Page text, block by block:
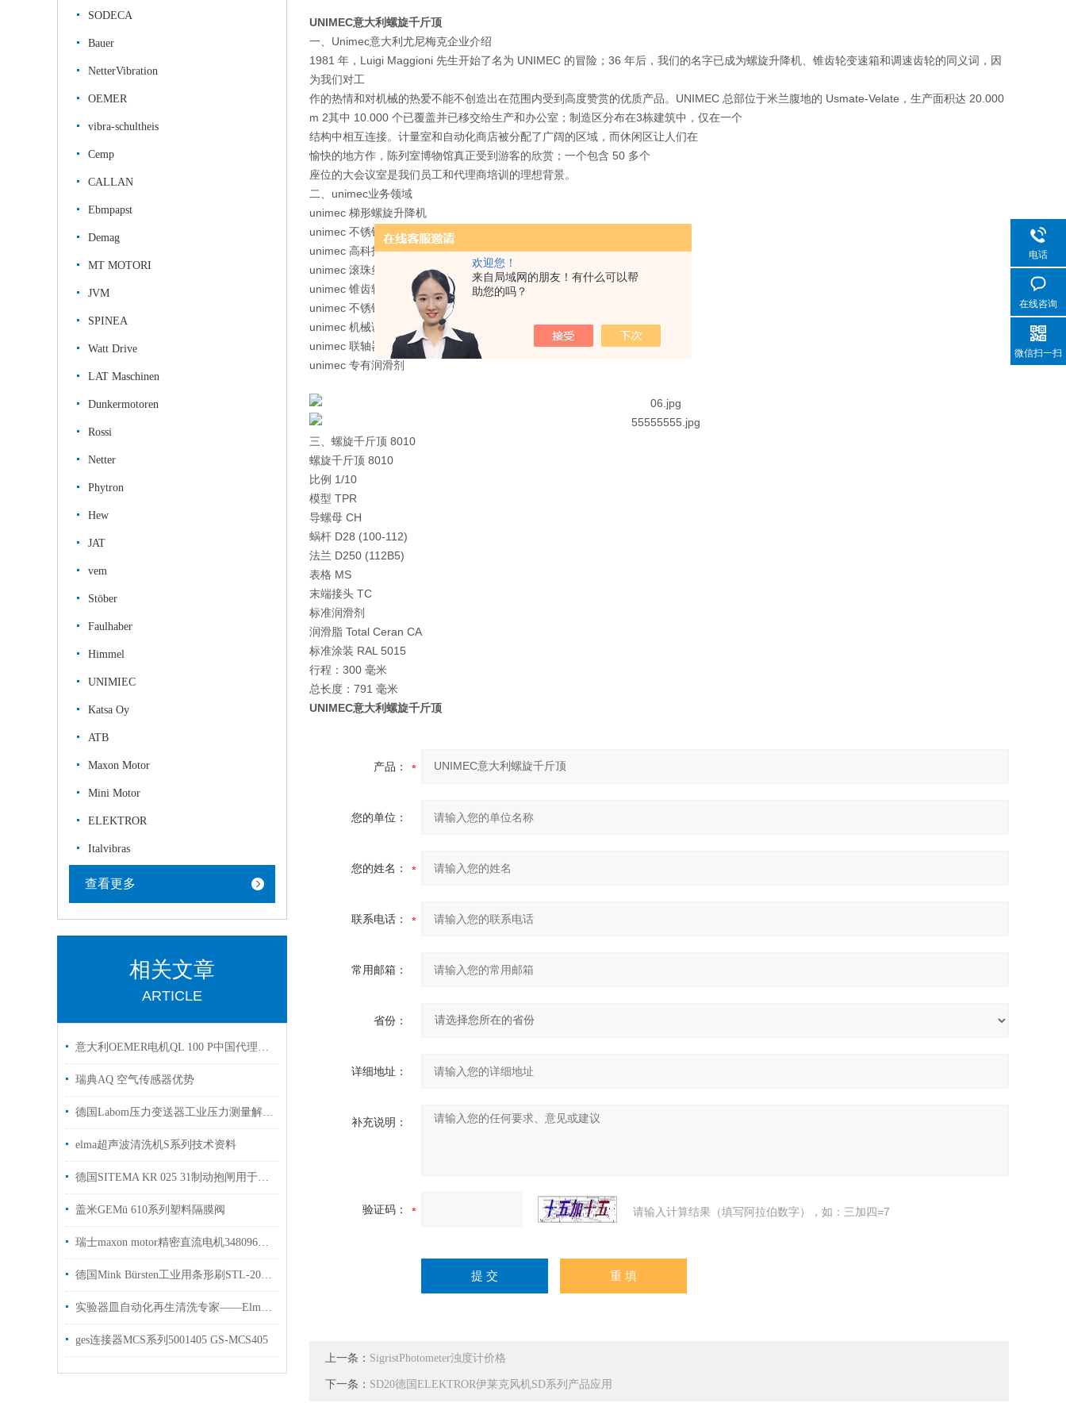
欢迎您！
来自局域网的朋友！有什么可以帮
助您的吗？
SODECA
Bauer
NetterVibration
OEMER
vibra-schultheis
Cemp
CALLAN
Ebmpapst
Demag
MT MOTORI
JVM
SPINEA
Watt Drive
LAT Maschinen
Dunkermotoren
Rossi
Netter
Phytron
Hew
JAT
vem
Stöber
Faulhaber
Himmel
UNIMIEC
Katsa Oy
ATB
Maxon Motor
Mini Motor
ELEKTROR
Italvibras
查看更多
相关文章
ARTICLE
意大利OEMER电机QL 100 P中国代理库存现货用于钢厂
瑞典AQ 空气传感器优势
德国Labom压力变送器工业压力测量解决方案
elma超声波清洗机S系列技术资料
德国SITEMA KR 025 31制动抱闸用于压机加工机床行业使用
盖米GEMü 610系列塑料隔膜阀
瑞士maxon motor精密直流电机348096用于激光打码机上使用
德国Mink Bürsten工业用条形刷STL-2000用于工业制造行业使用
实验器皿自动化再生清洗专家——Elma实验室清洗机应用解析
ges连接器MCS系列5001405 GS-MCS405
UNIMEC意大利螺旋千斤顶
一、Unimec意大利尤尼梅克企业介绍
1981 年，Luigi Maggioni 先生开始了名为 UNIMEC 的冒险；36 年后，我们的名字已成为螺旋升降机、锥齿轮变速箱和调速齿轮的同义词，因
为我们对工
作的热情和对机械的热爱不能不创造出在范围内受到高度赞赏的优质产品。UNIMEC 总部位于米兰腹地的 Usmate-Velate，生产面积达 20.000
m 2其中 10.000 个已覆盖并已移交给生产和办公室；制造区分布在3栋建筑中，仅在一个
结构中相互连接。计量室和自动化商店被分配了广阔的区域，而休闲区让人们在
愉快的地方作，陈列室博物馆真正受到游客的欣赏；一个包含 50 多个
座位的大会议室是我们员工和代理商培训的理想背景。
二、unimec业务领域
unimec 梯形螺旋升降机
unimec 不锈钢梯形螺旋升降机
unimec 高科技聚合螺旋升降机
unimec 滚珠丝杠升降机
unimec 锥齿轮箱
unimec 不锈钢锥齿轮箱
unimec 机械调速器
unimec 联轴器和传动轴
unimec 专有润滑剂
三、 螺旋千斤顶 8010
螺旋千斤顶 8010
比例 1/10
模型 TPR
导螺母 CH
蜗杆 D28 (100-112)
法兰 D250 (112B5)
表格 MS
末端接头 TC
标准润滑剂
润滑脂 Total Ceran CA
标准涂装 RAL 5015
行程：300 毫米
总长度：791 毫米
UNIMEC意大利螺旋千斤顶
产品：
您的单位：
您的姓名：
联系电话：
常用邮箱：
省份：
详细地址：
补充说明：
验证码： 请输入计算结果（填写阿拉伯数字），如：三加四=7
上一条： SigristPhotometer浊度计价格
下一条： SD20德国ELEKTROR伊莱克风机SD系列产品应用
电话
在线咨询
微信扫一扫